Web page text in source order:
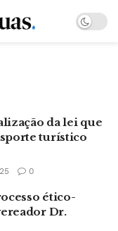
da lei que
turístico
0
ético-
Dr.